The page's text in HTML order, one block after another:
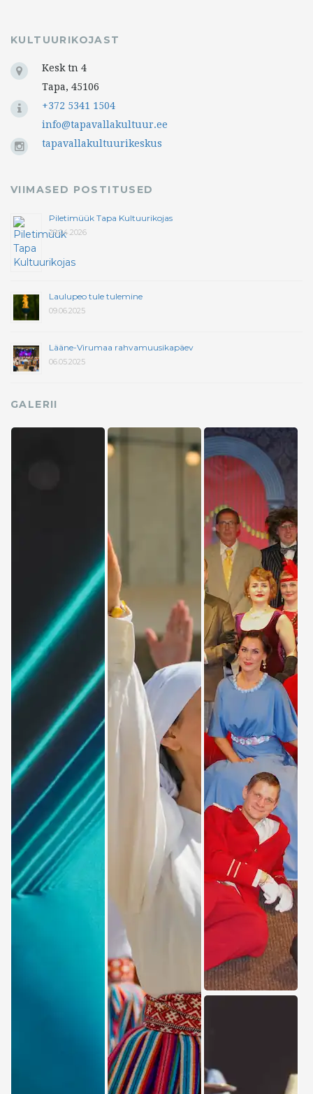
KULTUURIKOJAST
Kesk tn 4
Tapa, 45106
+372 5341 1504
info@tapavallakultuur.ee
tapavallakultuurikeskus
VIIMASED POSTITUSED
Piletimüük Tapa Kultuurikojas
29.04.2026
Laulupeo tule tulemine
09.06.2025
Lääne-Virumaa rahvamuusikapäev
06.05.2025
GALERII